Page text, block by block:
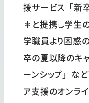
援サービス「新
＊と提携し学生
学職員より困惑
卒の夏以降のキ
ーンシップ」な
ア支援のオンラ